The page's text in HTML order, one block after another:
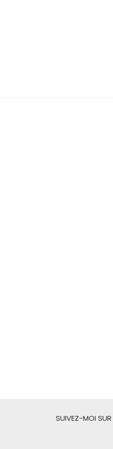
SUIVEZ-MOI